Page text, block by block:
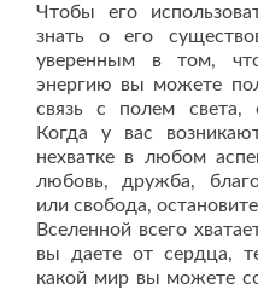
Чтобы его
знать о его
уверенным в том,
энергию вы можете
связь с полем света,
Когда у вас
нехватке в любом
любовь, дружба,
или свобода,
Вселенной всего
вы даете от сердца,
какой мир вы можете